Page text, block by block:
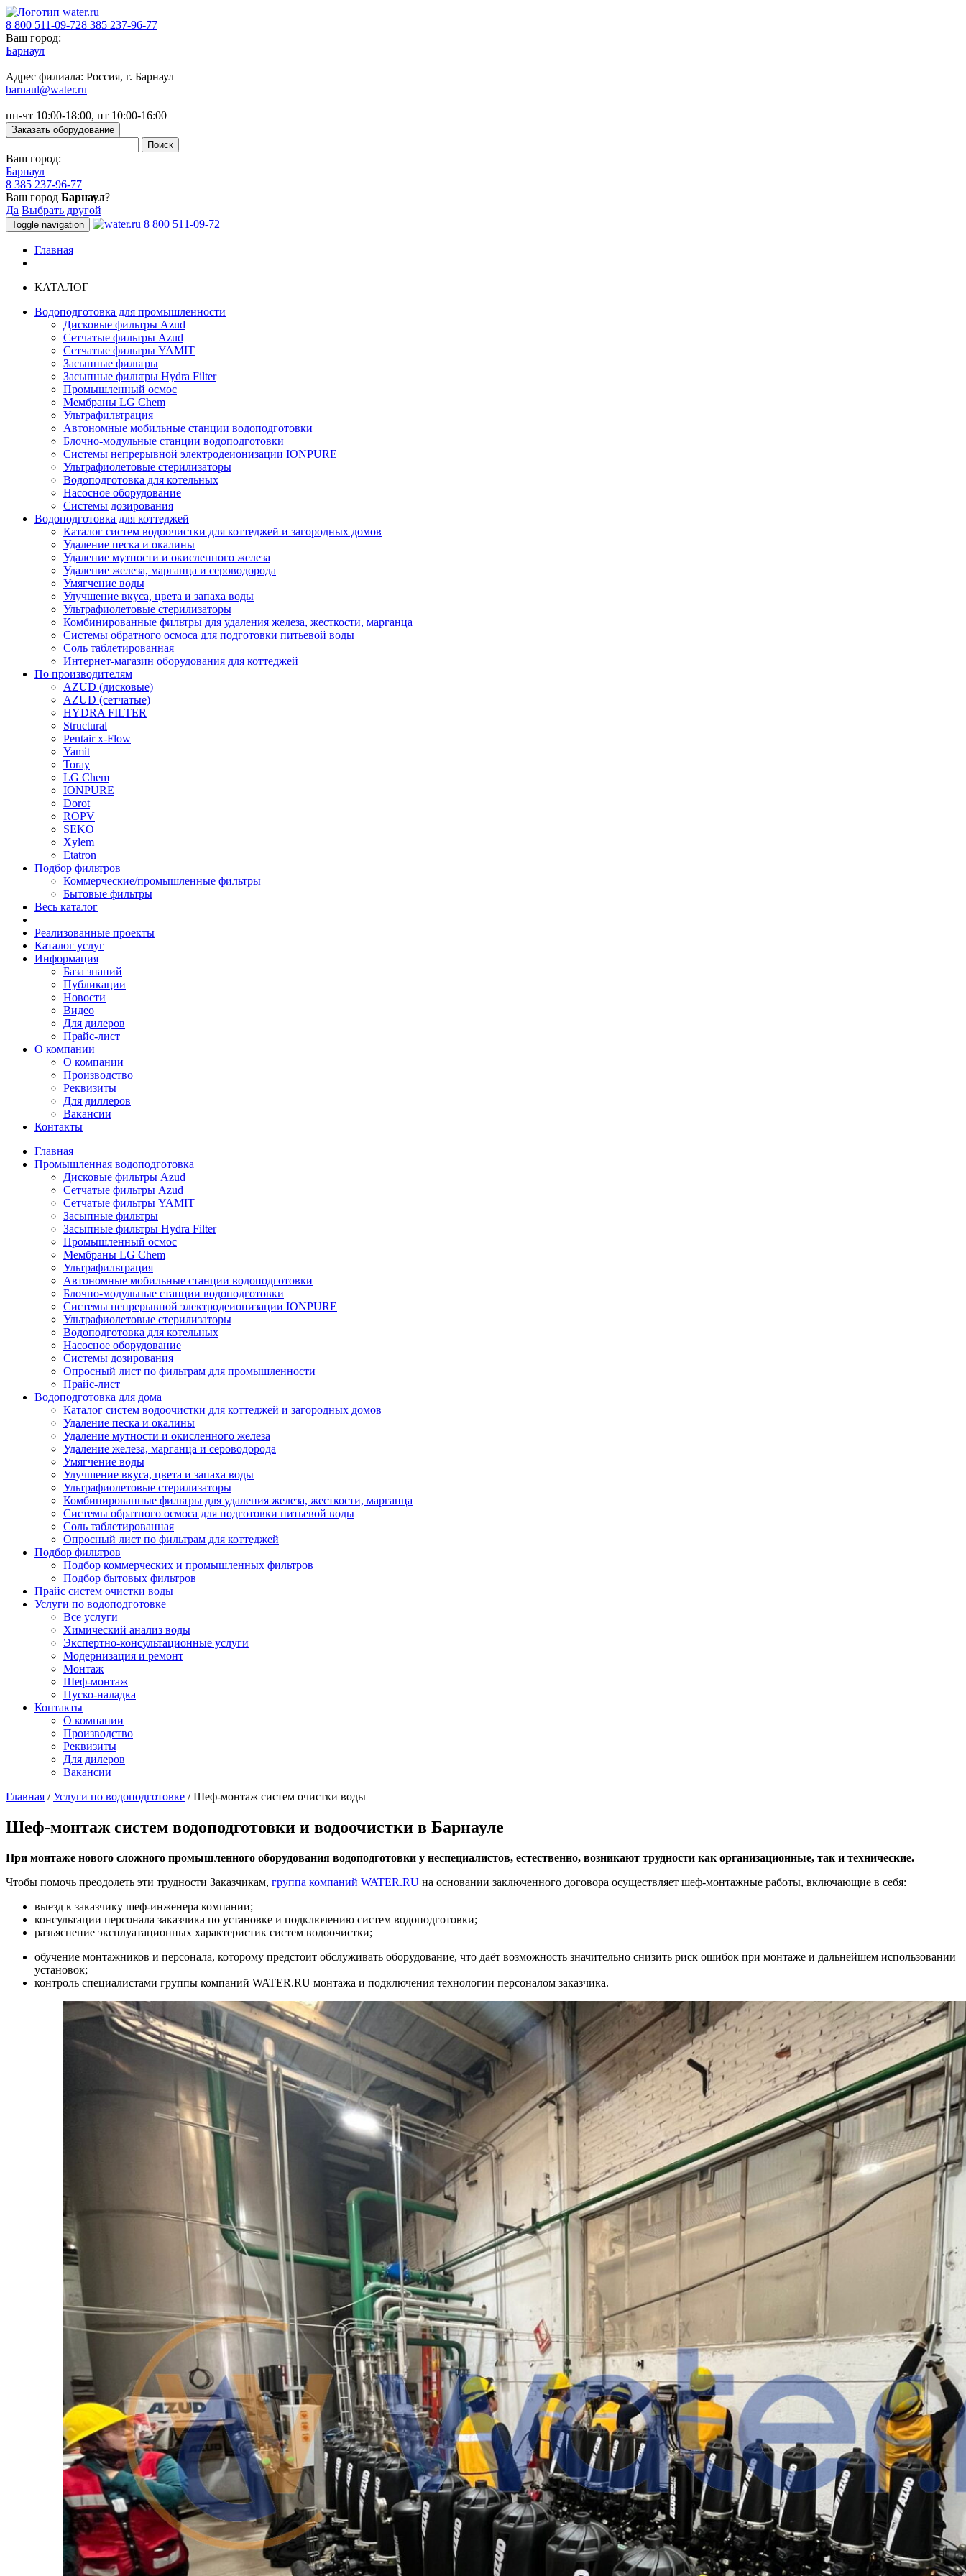
8 800 511-09-728 385 237-96-77
Ваш город:
Барнаул
Адрес филиала: Россия, г. Барнаул
barnaul@water.ru
пн-чт 10:00-18:00, пт 10:00-16:00
Заказать оборудование
Ваш город:
Барнаул
8 385 237-96-77
Ваш город Барнаул?
Да Выбрать другой
Toggle navigation 8 800 511-09-72
Главная
КАТАЛОГ
Водоподготовка для промышленности
Дисковые фильтры Azud
Сетчатые фильтры Azud
Сетчатые фильтры YAMIT
Засыпные фильтры
Засыпные фильтры Hydra Filter
Промышленный осмос
Мембраны LG Chem
Ультрафильтрация
Автономные мобильные станции водоподготовки
Блочно-модульные станции водоподготовки
Системы непрерывной электродеионизации IONPURE
Ультрафиолетовые стерилизаторы
Водоподготовка для котельных
Насосное оборудование
Системы дозирования
Водоподготовка для коттеджей
Каталог систем водоочистки для коттеджей и загородных домов
Удаление песка и окалины
Удаление мутности и окисленного железа
Удаление железа, марганца и сероводорода
Умягчение воды
Улучшение вкуса, цвета и запаха воды
Ультрафиолетовые стерилизаторы
Комбинированные фильтры для удаления железа, жесткости, марганца
Системы обратного осмоса для подготовки питьевой воды
Соль таблетированная
Интернет-магазин оборудования для коттеджей
По производителям
AZUD (дисковые)
AZUD (сетчатые)
HYDRA FILTER
Structural
Pentair x-Flow
Yamit
Toray
LG Chem
IONPURE
Dorot
ROPV
SEKO
Xylem
Etatron
Подбор фильтров
Коммерческие/промышленные фильтры
Бытовые фильтры
Весь каталог
Реализованные проекты
Каталог услуг
Информация
База знаний
Публикации
Новости
Видео
Для дилеров
Прайс-лист
О компании
О компании
Производство
Реквизиты
Для диллеров
Вакансии
Контакты
Главная
Промышленная водоподготовка
Дисковые фильтры Azud
Сетчатые фильтры Azud
Сетчатые фильтры YAMIT
Засыпные фильтры
Засыпные фильтры Hydra Filter
Промышленный осмос
Мембраны LG Chem
Ультрафильтрация
Автономные мобильные станции водоподготовки
Блочно-модульные станции водоподготовки
Системы непрерывной электродеионизации IONPURE
Ультрафиолетовые стерилизаторы
Водоподготовка для котельных
Насосное оборудование
Системы дозирования
Опросный лист по фильтрам для промышленности
Прайс-лист
Водоподготовка для дома
Каталог систем водоочистки для коттеджей и загородных домов
Удаление песка и окалины
Удаление мутности и окисленного железа
Удаление железа, марганца и сероводорода
Умягчение воды
Улучшение вкуса, цвета и запаха воды
Ультрафиолетовые стерилизаторы
Комбинированные фильтры для удаления железа, жесткости, марганца
Системы обратного осмоса для подготовки питьевой воды
Соль таблетированная
Опросный лист по фильтрам для коттеджей
Подбор фильтров
Подбор коммерческих и промышленных фильтров
Подбор бытовых фильтров
Прайс систем очистки воды
Услуги по водоподготовке
Все услуги
Химический анализ воды
Экспертно-консультационные услуги
Модернизация и ремонт
Монтаж
Шеф-монтаж
Пуско-наладка
Контакты
О компании
Производство
Реквизиты
Для дилеров
Вакансии
Главная /Услуги по водоподготовке /Шеф-монтаж систем очистки воды
Шеф-монтаж систем водоподготовки и водоочистки в Барнауле
При монтаже нового сложного промышленного оборудования водоподготовки у неспециалистов, естественно, возникают трудности как организационные, так и технические.
Чтобы помочь преодолеть эти трудности Заказчикам, группа компаний WATER.RU на основании заключенного договора осуществляет шеф-монтажные работы, включающие в себя:
выезд к заказчику шеф-инженера компании;
консультации персонала заказчика по установке и подключению систем водоподготовки;
разъяснение эксплуатационных характеристик систем водоочистки;
обучение монтажников и персонала, которому предстоит обслуживать оборудование, что даёт возможность значительно снизить риск ошибок при монтаже и дальнейшем использовании
установок;
контроль специалистами группы компаний WATER.RU монтажа и подключения технологии персоналом заказчика.